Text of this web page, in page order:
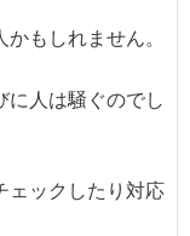
もしれません。
人は騒ぐのでし
ェックしたり対応